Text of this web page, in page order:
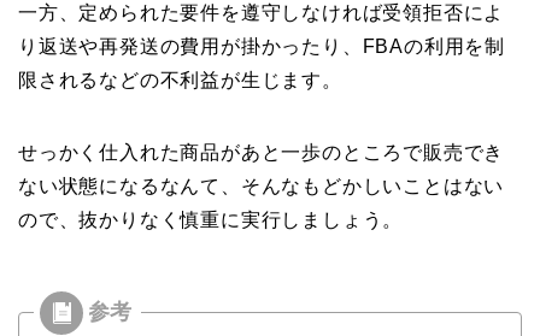
一方、定められた要件を遵守しなければ受領拒否によ
り返送や再発送の費用が掛かったり、FBAの利用を制
限されるなどの不利益が生じます。
せっかく仕入れた商品があと一歩のところで販売でき
ない状態になるなんて、そんなもどかしいことはない
ので、抜かりなく慎重に実行しましょう。